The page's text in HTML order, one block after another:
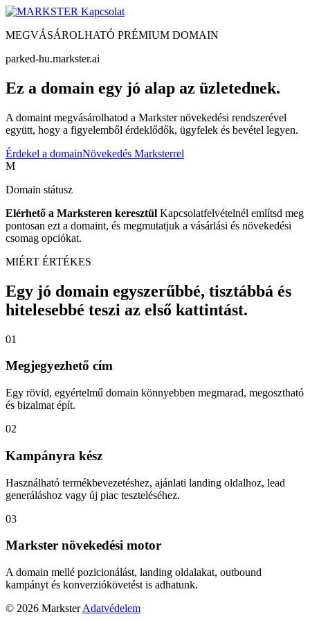
Kapcsolat
MEGVÁSÁROLHATÓ PRÉMIUM DOMAIN
parked-hu.markster.ai
Ez a domain egy jó alap az üzletednek.
A domaint megvásárolhatod a Markster növekedési rendszerével
együtt, hogy a figyelemből érdeklődők, ügyfelek és bevétel legyen.
Érdekel a domainNövekedés Marksterrel
M
Domain státusz
Elérhető a Marksteren keresztül Kapcsolatfelvételnél említsd meg
pontosan ezt a domaint, és megmutatjuk a vásárlási és növekedési
csomag opciókat.
MIÉRT ÉRTÉKES
Egy jó domain egyszerűbbé, tisztábbá és
hitelesebbé teszi az első kattintást.
01
Megjegyezhető cím
Egy rövid, egyértelmű domain könnyebben megmarad, megosztható
és bizalmat épít.
02
Kampányra kész
Használható termékbevezetéshez, ajánlati landing oldalhoz, lead
generáláshoz vagy új piac teszteléséhez.
03
Markster növekedési motor
A domain mellé pozicionálást, landing oldalakat, outbound
kampányt és konverziókövetést is adhatunk.
© 2026 Markster Adatvédelem